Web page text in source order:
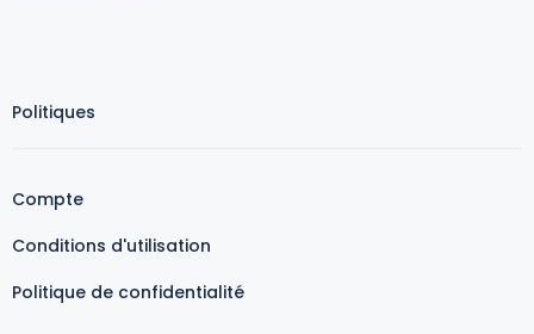
Politiques
Compte
Conditions d'utilisation
Politique de confidentialité